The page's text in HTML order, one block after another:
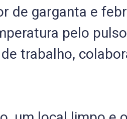
de garganta e
pelo
trabalho,